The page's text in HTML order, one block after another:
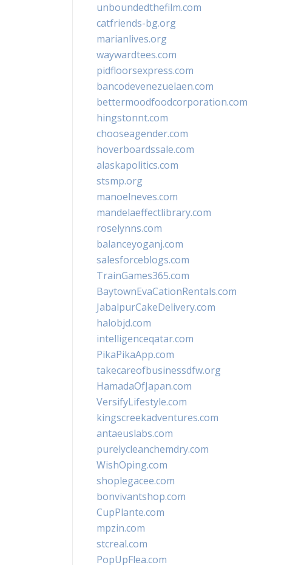
unboundedthefilm.com
catfriends-bg.org
marianlives.org
waywardtees.com
pidfloorsexpress.com
bancodevenezuelaen.com
bettermoodfoodcorporation.com
hingstonnt.com
chooseagender.com
hoverboardssale.com
alaskapolitics.com
stsmp.org
manoelneves.com
mandelaeffectlibrary.com
roselynns.com
balanceyoganj.com
salesforceblogs.com
TrainGames365.com
BaytownEvaCationRentals.com
JabalpurCakeDelivery.com
halobjd.com
intelligenceqatar.com
PikaPikaApp.com
takecareofbusinessdfw.org
HamadaOfJapan.com
VersifyLifestyle.com
kingscreekadventures.com
antaeuslabs.com
purelycleanchemdry.com
WishOping.com
shoplegacee.com
bonvivantshop.com
CupPlante.com
mpzin.com
stcreal.com
PopUpFlea.com